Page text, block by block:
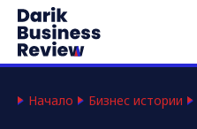
Начало Бизнес истории